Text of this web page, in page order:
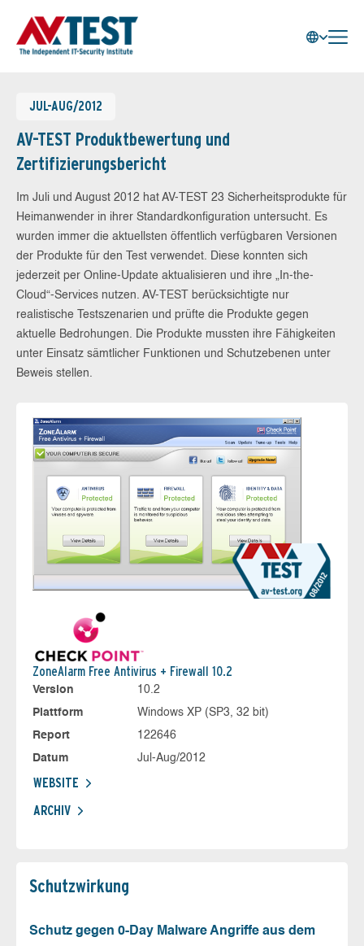
JUL-AUG/2012
AV-TEST Produktbewertung und
Zertifizierungsbericht
Im Juli und August 2012 hat AV-TEST 23 Sicherheitsprodukte für
Heimanwender in ihrer Standardkonfiguration untersucht. Es
wurden immer die aktuellsten öffentlich verfügbaren Versionen
der Produkte für den Test verwendet. Diese konnten sich
jederzeit per Online-Update aktualisieren und ihre „In-the-
Cloud“-Services nutzen. AV-TEST berücksichtigte nur
realistische Testszenarien und prüfte die Produkte gegen
aktuelle Bedrohungen. Die Produkte mussten ihre Fähigkeiten
unter Einsatz sämtlicher Funktionen und Schutzebenen unter
Beweis stellen.
ZoneAlarm Free Antivirus + Firewall 10.2
Version
10.2
Plattform
Windows XP (SP3, 32 bit)
Report
122646
Datum
Jul-Aug/2012
WEBSITE
ARCHIV
Schutz­wirkung
Schutz gegen 0-Day Malware Angriffe aus dem